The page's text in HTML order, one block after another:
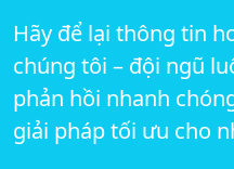
Hãy để lại thông tin
chúng tôi – đội ngũ
phản hồi nhanh
giải pháp tối ưu cho